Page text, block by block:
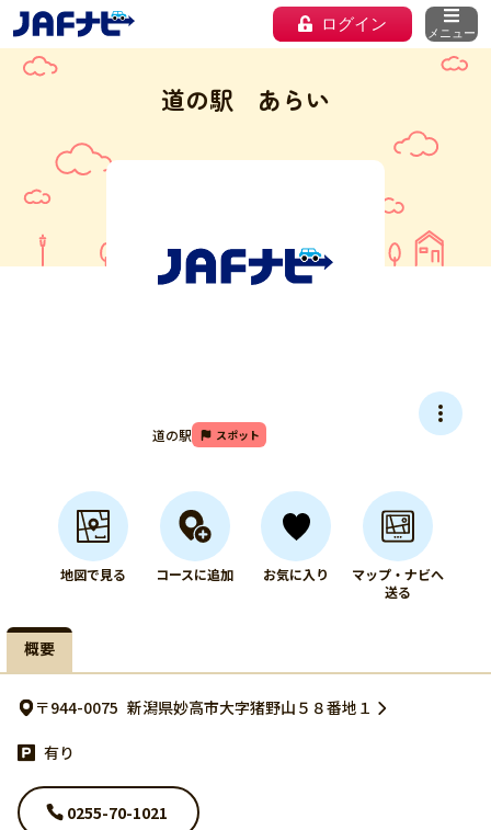
ログイン メニュー
道の駅 あらい
道の駅 スポット
地図で見る コースに追加 お気に入り
マップ・ナビへ
送る
概要
〒944-0075 新潟県妙高市大字猪野山５８番地１
有り
0255-70-1021